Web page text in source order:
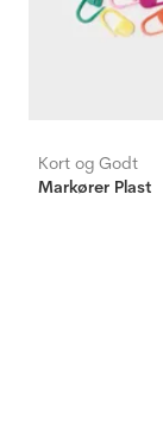
Kort og Godt
Markører Plast